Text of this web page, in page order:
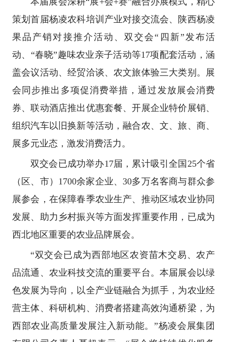
策划首届杨凌农科培训产业对接交流会、陕西杨凌
果品产销对接推介活动、双交会“四新”发布活
动、“春晓”趣味农业亲子活动等17项配套活动，涵
盖会议活动、经贸洽谈、农文旅体验三大类别。展
会同步推出多项促消费举措，通过发放展会消费
券、联动酒店推出优惠套餐、开展企业特价展销、
组织汽车以旧换新等活动，融合农、文、旅、商、
展多元业态，激发消费活力。
双交会已成功举办17届，累计吸引全国25个省
（区、市）1700余家企业、30多万名客商与群众参
展参会，在保障春季农业生产、推动区域农业协同
发展、助力乡村振兴等方面发挥重要作用，已成为
西北地区重要的农业品牌展会。
“双交会已成为西部地区农资苗木交易、农产
品流通、农业科技交流的重要平台。本届展会以绿
色发展为导向，以全产业链融合为抓手，为农业经
营主体、科研机构、消费者搭建高效沟通桥梁，为
西部农业高质量发展注入新动能。”杨凌会展集团